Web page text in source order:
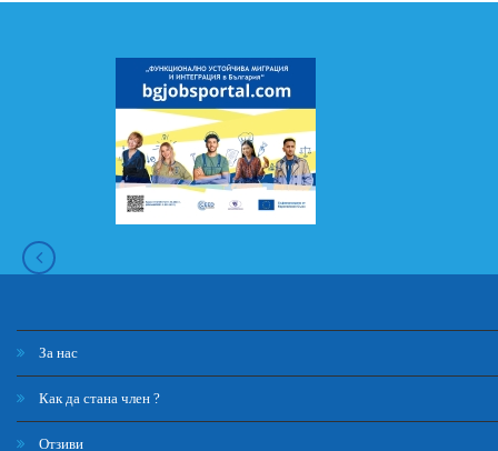
За нас
Как да стана член ?
Отзиви